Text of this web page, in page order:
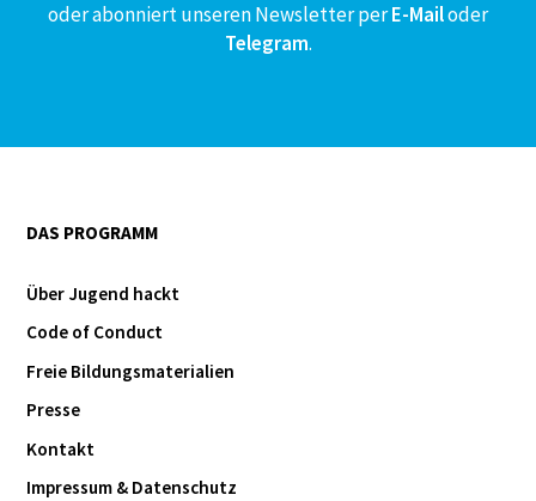
oder abonniert unseren Newsletter perE-Mailoder
Telegram.
DAS PROGRAMM
Über Jugend hackt
Code of Conduct
Freie Bildungsmaterialien
Presse
Kontakt
Impressum & Datenschutz